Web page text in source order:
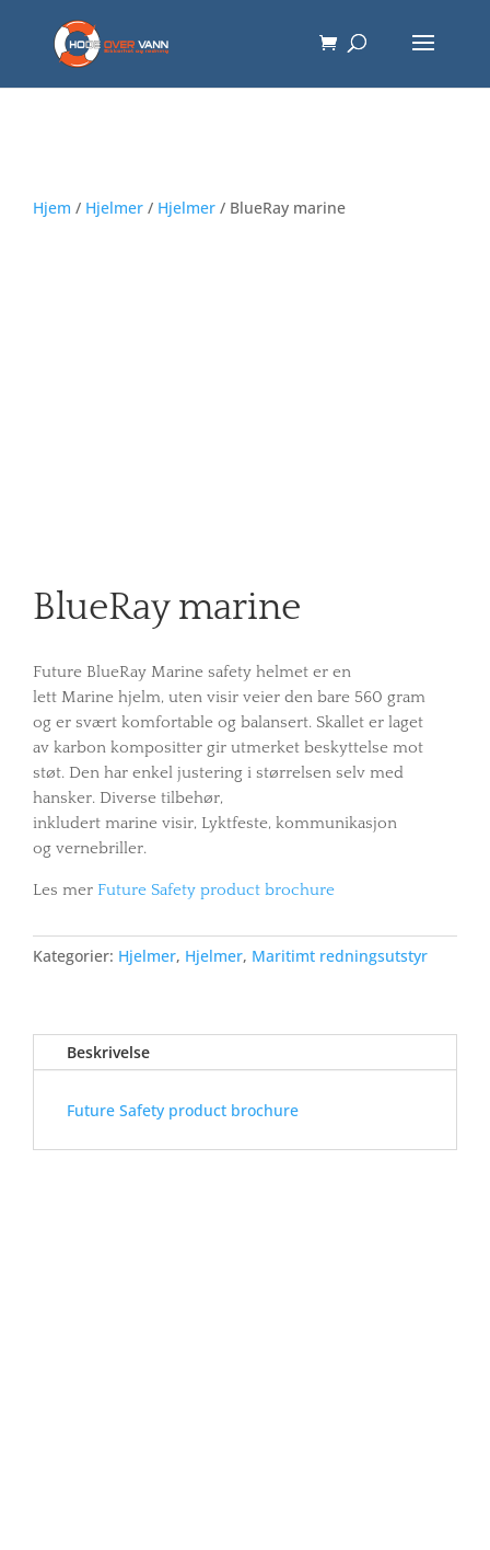
Hjem / Hjelmer / Hjelmer / BlueRay marine
BlueRay marine
Future BlueRay Marine safety helmet er en
lett Marine hjelm, uten visir veier den bare 560 gram
og er svært komfortable og balansert. Skallet er laget
av karbon kompositter gir utmerket beskyttelse mot
støt. Den har enkel justering i størrelsen selv med
hansker. Diverse tilbehør,
inkludert marine visir, Lyktfeste, kommunikasjon
og vernebriller.
Les mer Future Safety product brochure
Kategorier: Hjelmer, Hjelmer, Maritimt redningsutstyr
Beskrivelse
Future Safety product brochure